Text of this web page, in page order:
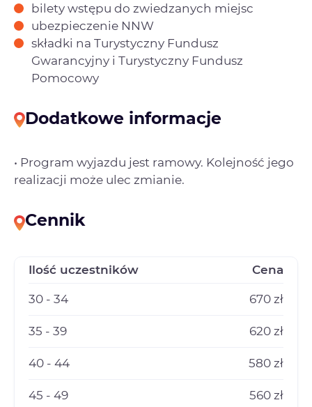
bilety wstępu do zwiedzanych miejsc
ubezpieczenie NNW
składki na Turystyczny Fundusz
Gwarancyjny i Turystyczny Fundusz
Pomocowy
Dodatkowe informacje
• Program wyjazdu jest ramowy. Kolejność jego
realizacji może ulec zmianie.
Cennik
Ilość uczestników Cena
30 - 34 670 zł
35 - 39 620 zł
40 - 44 580 zł
45 - 49 560 zł